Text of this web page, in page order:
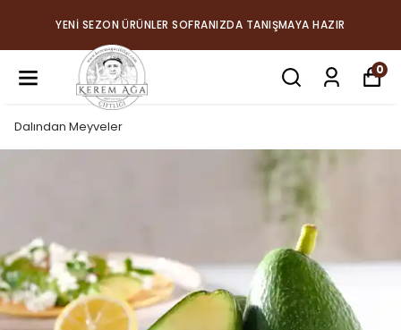
YENİ SEZON ÜRÜNLER SOFRANIZDA TANIŞMAYA HAZIR
0
Dalından Meyveler